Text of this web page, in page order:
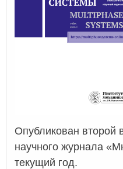
Опубликован второй
научного журнала
текущий год.